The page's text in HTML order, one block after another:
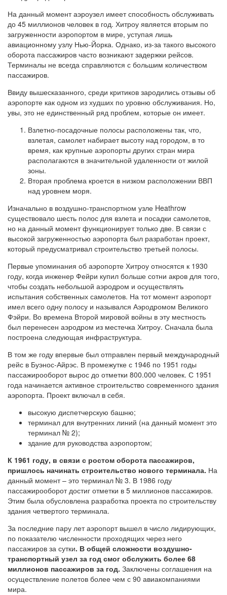
На данный момент аэроузел имеет способность обслуживать
до 45 миллионов человек в год. Хитроу является вторым по
загруженности аэропортом в мире, уступая лишь
авиационному узлу Нью-Йорка. Однако, из-за такого высокого
оборота пассажиров часто возникают задержки рейсов.
Терминалы не всегда справляются с большим количеством
пассажиров.
Ввиду вышесказанного, среди критиков зародились отзывы об
аэропорте как одном из худших по уровню обслуживания. Но,
увы, это не единственный ряд проблем, которые он имеет.
Взлетно-посадочные полосы расположены так, что,
взлетая, самолет набирает высоту над городом, в то
время, как крупные аэропорты других стран мира
располагаются в значительной удаленности от жилой
зоны.
Вторая проблема кроется в низком расположении ВВП
над уровнем моря.
Изначально в воздушно-транспортном узле Heathrow
существовало шесть полос для взлета и посадки самолетов,
но на данный момент функционирует только две. В связи с
высокой загруженностью аэропорта был разработан проект,
который предусматривал строительство третьей полосы.
Первые упоминания об аэропорте Хитроу относятся к 1930
году, когда инженер Фейри купил больше сотни акров для того,
чтобы создать небольшой аэродром и осуществлять
испытания собственных самолетов. На тот момент аэропорт
имел всего одну полосу и назывался Аэродромом Великого
Фэйри. Во времена Второй мировой войны в эту местность
был перенесен аэродром из местечка Хитроу. Сначала была
построена следующая инфраструктура.
В том же году впервые был отправлен первый международный
рейс в Буэнос-Айрэс. В промежутке с 1946 по 1951 годы
пассажирооборот вырос до отметки 800.000 человек. С 1951
года начинается активное строительство современного здания
аэропорта. Проект включал в себя.
высокую диспетчерскую башню;
терминал для внутренних линий (на данный момент это
терминал № 2);
здание для руководства аэропортом;
К 1961 году, в связи с ростом оборота пассажиров,
пришлось начинать строительство нового терминала. На
данный момент – это терминал № 3. В 1986 году
пассажирооборот достиг отметки в 5 миллионов пассажиров.
Этим была обусловлена разработка проекта по строительству
здания четвертого терминала.
За последние пару лет аэропорт вышел в число лидирующих,
по показателю численности проходящих через него
пассажиров за сутки. В общей сложности воздушно-
транспортный узел за год смог обслужить более 68
миллионов пассажиров за год. Заключены соглашения на
осуществление полетов более чем с 90 авиакомпаниями
мира.